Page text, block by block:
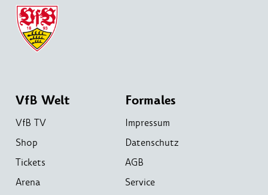
VfB Welt
VfB TV
Shop
Tickets
Arena
Formales
Impressum
Datenschutz
AGB
Service